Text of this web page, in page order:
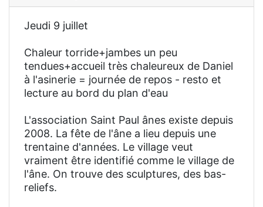
Jeudi 9 juillet
Chaleur torride+jambes un peu
tendues+accueil très chaleureux de Daniel
à l'asinerie = journée de repos - resto et
lecture au bord du plan d'eau
L'association Saint Paul ânes existe depuis
2008. La fête de l'âne a lieu depuis une
trentaine d'années. Le village veut
vraiment être identifié comme le village de
l'âne. On trouve des sculptures, des bas-
reliefs.